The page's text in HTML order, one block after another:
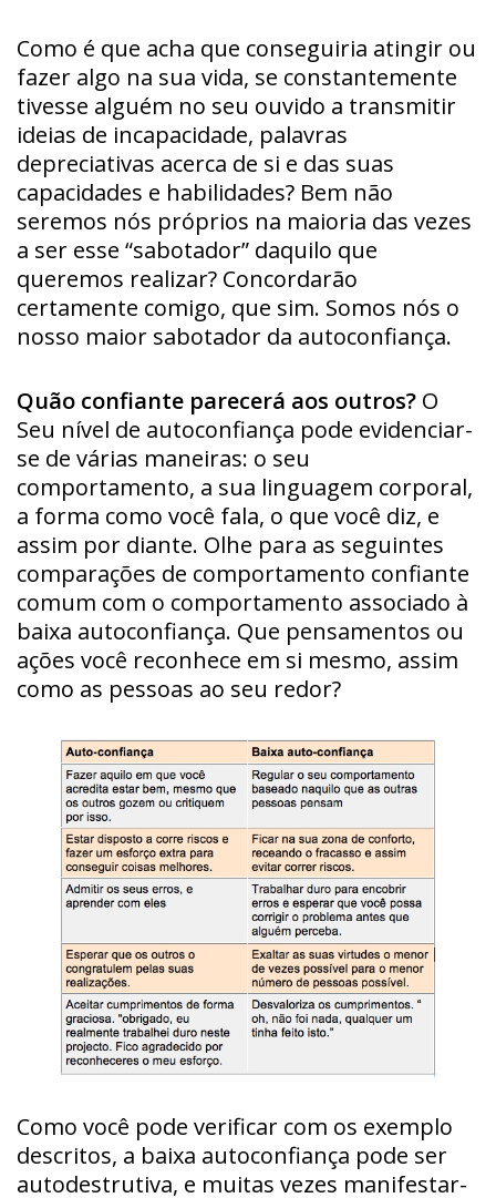
Como é que acha que conseguiria atingir ou
fazer algo na sua vida, se constantemente
tivesse alguém no seu ouvido a transmitir
ideias de incapacidade, palavras
depreciativas acerca de si e das suas
capacidades e habilidades? Bem não
seremos nós próprios na maioria das vezes
a ser esse “sabotador” daquilo que
queremos realizar? Concordarão
certamente comigo, que sim. Somos nós o
nosso maior sabotador da autoconfiança.
Quão confiante parecerá aos outros? O
Seu nível de autoconfiança pode evidenciar-
se de várias maneiras: o seu
comportamento, a sua linguagem corporal,
a forma como você fala, o que você diz, e
assim por diante. Olhe para as seguintes
comparações de comportamento confiante
comum com o comportamento associado à
baixa autoconfiança. Que pensamentos ou
ações você reconhece em si mesmo, assim
como as pessoas ao seu redor?
Como você pode verificar com os exemplo
descritos, a baixa autoconfiança pode ser
autodestrutiva, e muitas vezes manifestar-